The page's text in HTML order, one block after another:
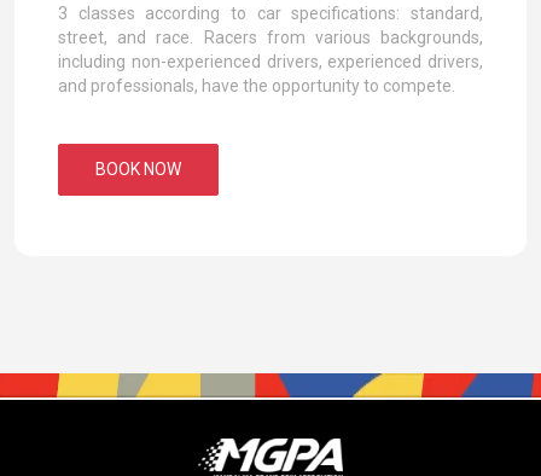
3 classes according to car specifications: standard,
street, and race. Racers from various backgrounds,
including non-experienced drivers, experienced drivers,
and professionals, have the opportunity to compete.
BOOK NOW